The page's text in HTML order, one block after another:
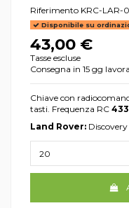
Riferimento KRC-LAR-
Disponibile su
43,00 €
Tasse escluse
Consegna in 15 gg
Chiave con
tasti. Frequenza RC
Land Rover: Discovery